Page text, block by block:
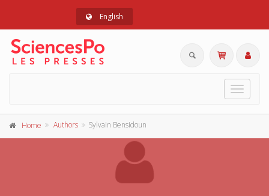
English
Toggle
Home Authors Sylvain Bensidoun